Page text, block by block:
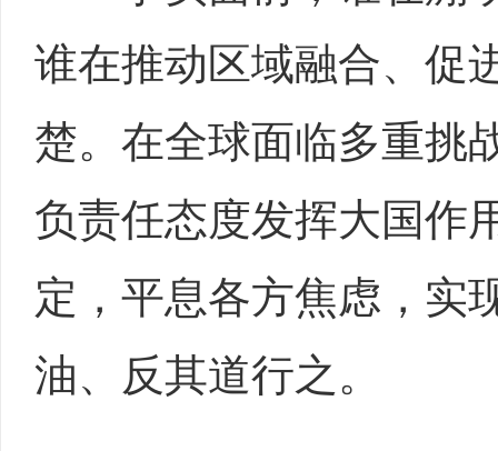
谁在推动区域融合、促
楚。在全球面临多重挑
负责任态度发挥大国作
定，平息各方焦虑，实
油、反其道行之。